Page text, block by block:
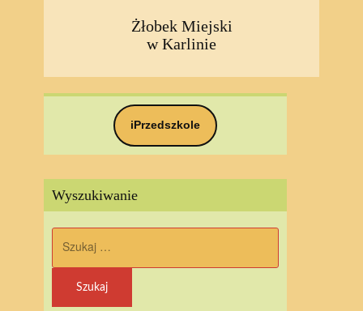
Żłobek Miejski
w Karlinie
iPrzedszkole
Wyszukiwanie